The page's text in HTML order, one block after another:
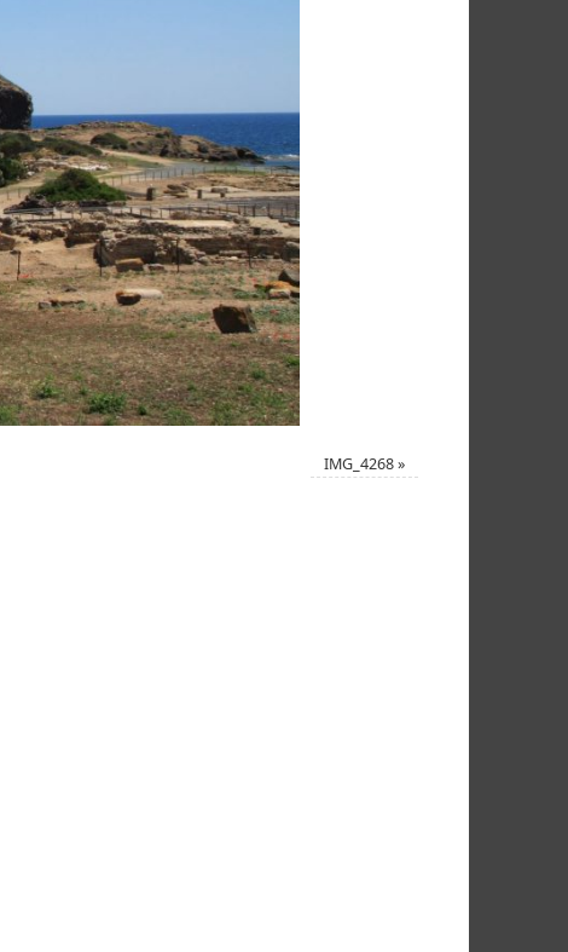
IMG_4268»